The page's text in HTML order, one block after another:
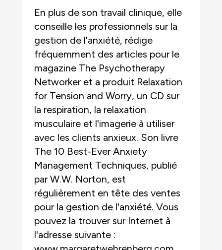
En plus de son travail clinique, elle
conseille les professionnels sur la
gestion de l'anxiété, rédige
fréquemment des articles pour le
magazine The Psychotherapy
Networker et a produit Relaxation
for Tension and Worry, un CD sur
la respiration, la relaxation
musculaire et l'imagerie à utiliser
avec les clients anxieux. Son livre
The 10 Best-Ever Anxiety
Management Techniques, publié
par W.W. Norton, est
régulièrement en tête des ventes
pour la gestion de l'anxiété. Vous
pouvez la trouver sur Internet à
l'adresse suivante :